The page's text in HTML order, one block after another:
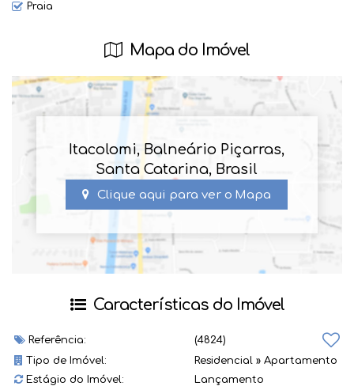
Praia
Mapa do Imóvel
Itacolomi, Balneário Piçarras,
Santa Catarina, Brasil
Clique aqui para ver o Mapa
Características do Imóvel
Referência:
(4824)
Tipo de Imóvel:
Residencial » Apartamento
Estágio do Imóvel:
Lançamento